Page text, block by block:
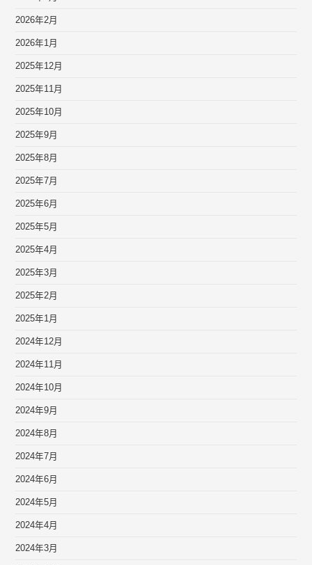
2026年2月
2026年1月
2025年12月
2025年11月
2025年10月
2025年9月
2025年8月
2025年7月
2025年6月
2025年5月
2025年4月
2025年3月
2025年2月
2025年1月
2024年12月
2024年11月
2024年10月
2024年9月
2024年8月
2024年7月
2024年6月
2024年5月
2024年4月
2024年3月